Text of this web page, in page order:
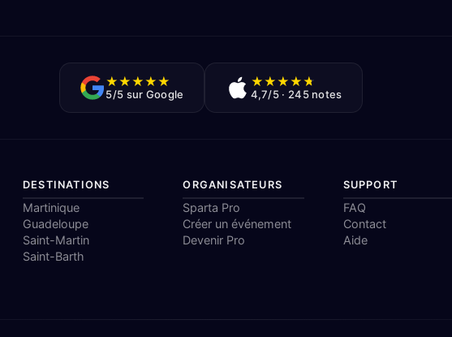
★★★★★
5/5 sur Google
★★★★★
4,7/5 · 245 notes
DESTINATIONS
Martinique
Guadeloupe
Saint-Martin
Saint-Barth
ORGANISATEURS
Sparta Pro
Créer un événement
Devenir Pro
SUPPORT
FAQ
Contact
Aide